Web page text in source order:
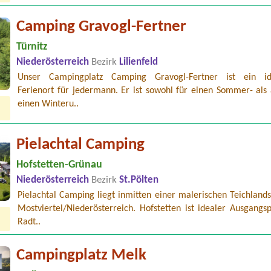
Camping Gravogl-Fertner
Türnitz
Niederösterreich Bezirk Lilienfeld
Unser Campingplatz Camping Gravogl-Fertner ist ein
Ferienort für jedermann. Er ist sowohl für einen Sommer- als
einen Winteru..
Pielachtal Camping
Hofstetten-Grünau
Niederösterreich Bezirk St.Pölten
Pielachtal Camping liegt inmitten einer malerischen
Mostviertel/Niederösterreich. Hofstetten ist idealer
Radt..
Campingplatz Melk